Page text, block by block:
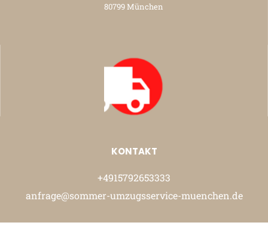
80799 München
KONTAKT
+4915792653333
anfrage@sommer-umzugsservice-muenchen.de